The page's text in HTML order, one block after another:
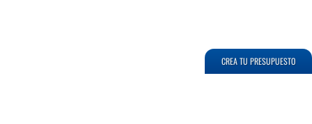
CREA TU PRESUPUESTO